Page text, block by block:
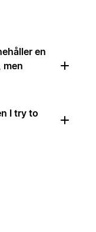
en
men
I try to